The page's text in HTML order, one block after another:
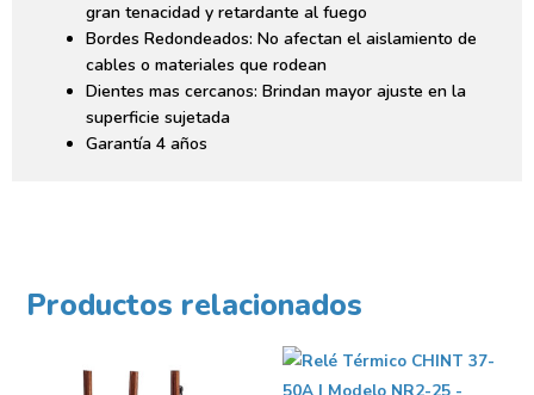
gran tenacidad y retardante al fuego
Bordes Redondeados: No afectan el aislamiento de
cables o materiales que rodean
Dientes mas cercanos: Brindan mayor ajuste en la
superficie sujetada
Garantía 4 años
Productos relacionados